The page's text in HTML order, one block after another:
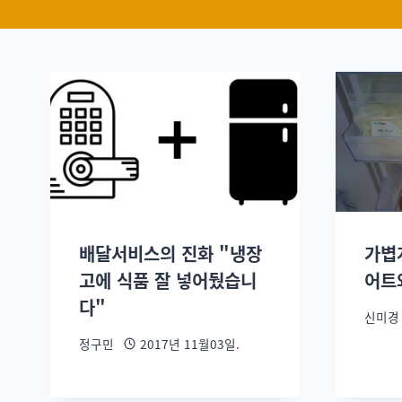
배달서비스의 진화 "냉장
고에 식품 잘 넣어뒀습니
다"
정구민 2017년 11월03일.
가
어
신미경